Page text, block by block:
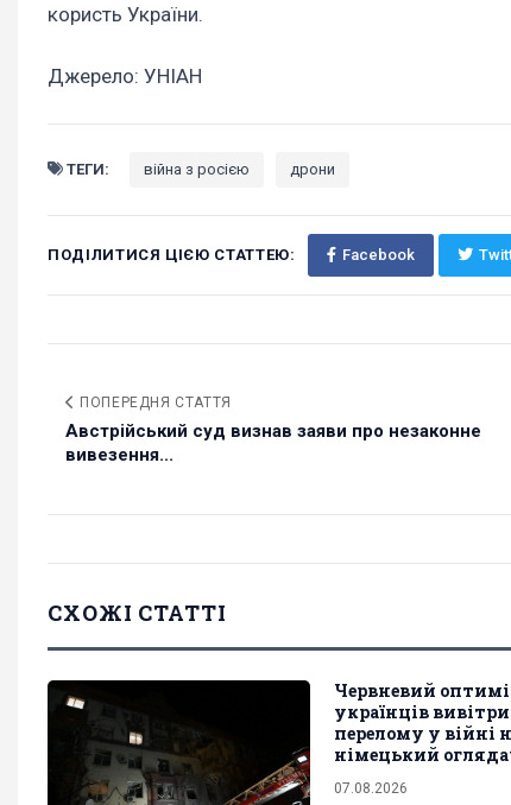
користь України.
Джерело: УНІАН
ТЕГИ: війна з росією дрони
ПОДІЛИТИСЯ ЦІЄЮ СТАТТЕЮ: Facebook
ПОПЕРЕДНЯ СТАТТЯ
Австрійський суд визнав заяви про незаконне
вивезення...
СХОЖІ СТАТТІ
Червневий
українців
перелому у війні
німецький
07.08.2026